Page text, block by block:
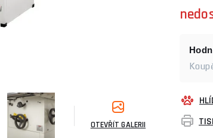
OTEVŘÍT GALERII